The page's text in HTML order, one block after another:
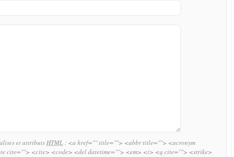
et attributsHTML : <a href="" title=""> <abbr title=""> <acronym
cite=""> <cite> <code> <del datetime=""> <em> <i> <q cite=""> <strike>